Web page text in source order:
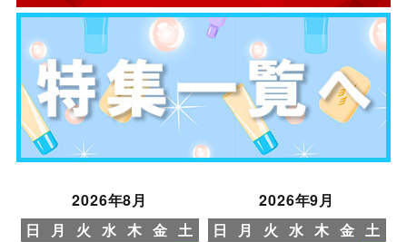
2026年8月
日
月 火 水 木 金 土
2026年9月
日
月 火 水 木 金 土